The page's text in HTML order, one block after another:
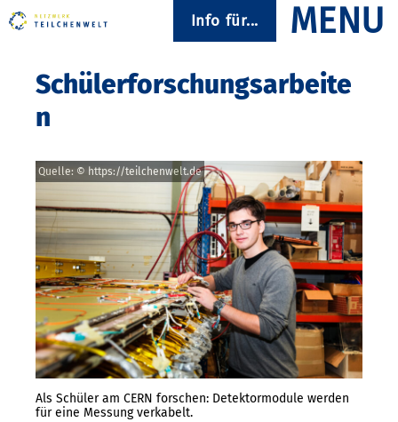
Info für...
Schülerforschungsarbeite
n
Quelle: © https://teilchenwelt.de
Als Schüler am CERN forschen: Detektormodule werden
für eine Messung verkabelt.